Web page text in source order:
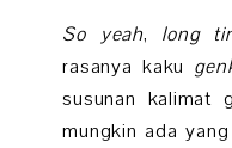
So yeah, long
rasanya kaku
susunan kalimat
mungkin ada